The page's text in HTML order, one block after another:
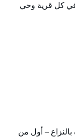
في كل قرية وحي
– أول من